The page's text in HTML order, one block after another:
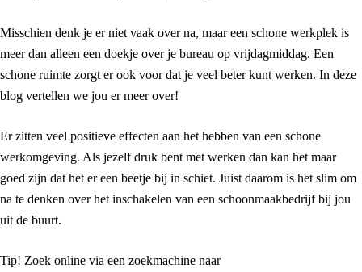
Misschien denk je er niet vaak over na, maar een schone werkplek is
meer dan alleen een doekje over je bureau op vrijdagmiddag. Een
schone ruimte zorgt er ook voor dat je veel beter kunt werken. In deze
blog vertellen we jou er meer over!
Er zitten veel positieve effecten aan het hebben van een schone
werkomgeving. Als jezelf druk bent met werken dan kan het maar
goed zijn dat het er een beetje bij in schiet. Juist daarom is het slim om
na te denken over het inschakelen van een schoonmaakbedrijf bij jou
uit de buurt.
Tip! Zoek online via een zoekmachine naar